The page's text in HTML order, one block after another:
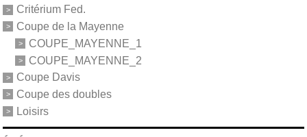
Critérium Fed.
Coupe de la Mayenne
COUPE_MAYENNE_1
COUPE_MAYENNE_2
Coupe Davis
Coupe des doubles
Loisirs